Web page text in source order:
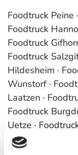
Foodtruck Peine
Foodtruck
Foodtruck
Foodtruck
Hildesheim ·
Wunstorf ·
Laatzen ·
Foodtruck
Uetze ·
Schwarmstedt ·